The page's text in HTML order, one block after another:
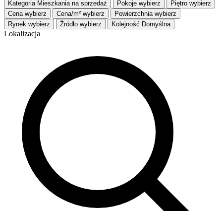
Kategoria Mieszkania na sprzedaż Pokoje wybierz Piętro wybierz
Cena wybierz Cena/m² wybierz Powierzchnia wybierz
Rynek wybierz Źródło wybierz Kolejność Domyślna
Lokalizacja